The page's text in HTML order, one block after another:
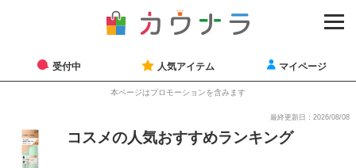
受付中 人気アイテム マイページ
本ページはプロモーションを含みます
最終更新日：2026/08/08
コスメの人気おすすめランキング